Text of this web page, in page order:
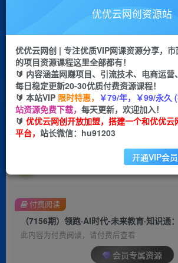
会员专属推广链接
挂机 项目
脚本卡密
首页 创业课程 会员专属 正文
（7156期）领跑·AI时代-未来教育
卷和焦虑，面向未来做教育
此内容为付费阅读，请付费后查看
会员专属资源
付费阅读
优优云网创资源站
优优云网创 | 专注优质VIP网课资源分享，
的项目资源课程这里全部都有！
🔰 内容涵盖网赚项目、引流技术、电商运营
每日稳定更新20-30优质付费资源课程！
🔰 本站VIP 限时特惠， ￥79/年，￥99/永久 (
站资源免费下载， 每天更新，欢迎加入！
🔰 优优云网创开放加盟，搭建一个和优优
平台， 站长微信：hu91203
开通VIP会员